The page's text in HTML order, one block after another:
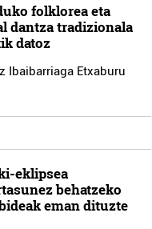
folklorea eta
dantza tradizionala
datoz
Ibaibarriaga Etxaburu
eklipsea
behatzeko
eman dituzte